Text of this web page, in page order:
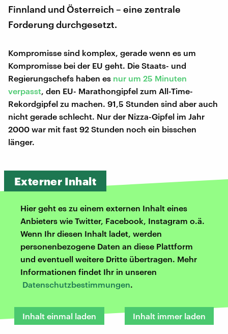
Finnland und Österreich – eine zentrale
Forderung durchgesetzt.
Kompromisse sind komplex, gerade wenn es um
Kompromisse bei der EU geht. Die Staats- und
Regierungschefs haben es nur um 25 Minuten
verpasst , den EU- Marathongipfel zum All-Time-
Rekordgipfel zu machen. 91,5 Stunden sind aber auch
nicht gerade schlecht. Nur der Nizza-Gipfel im Jahr
2000 war mit fast 92 Stunden noch ein bisschen
länger.
Externer Inhalt
Hier geht es zu einem externen Inhalt eines
Anbieters wie Twitter, Facebook, Instagram o.ä.
Wenn Ihr diesen Inhalt ladet, werden
personenbezogene Daten an diese Plattform
und eventuell weitere Dritte übertragen. Mehr
Informationen findet Ihr in unseren
Datenschutzbestimmungen.
Inhalt einmal laden Inhalt immer laden